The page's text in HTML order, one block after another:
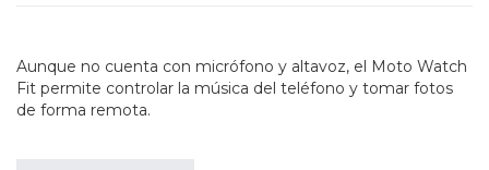
Aunque no cuenta con micrófono y altavoz, el Moto Watch
Fit permite controlar la música del teléfono y tomar fotos
de forma remota.